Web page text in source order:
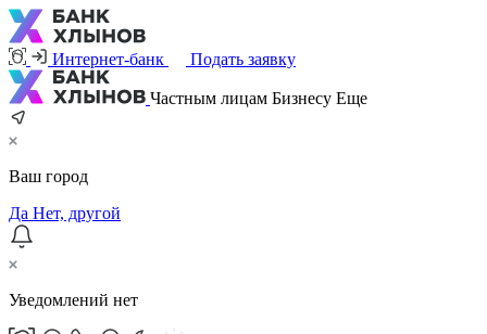
Интернет-банк Подать заявку
Частным лицам Бизнесу Еще
Ваш город
Да Нет, другой
Уведомлений нет